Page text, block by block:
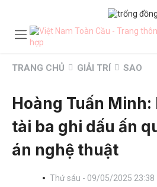
TRANG CHỦ GIẢI TRÍ SAO
Hoàng Tuấn Minh:
tài ba ghi dấu ấn
án nghệ thuật
Thứ sáu - 09/05/2025 23:38